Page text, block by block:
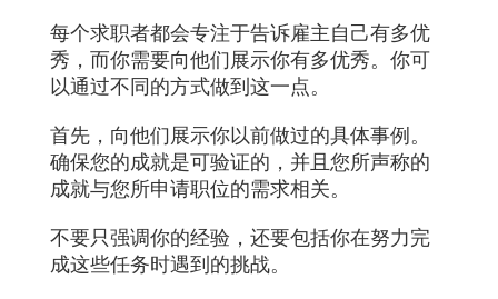
每个求职者都会专注于告诉雇主自己有多优
秀，而你需要向他们展示你有多优秀。你可
以通过不同的方式做到这一点。
首先，向他们展示你以前做过的具体事例。
确保您的成就是可验证的，并且您所声称的
成就与您所申请职位的需求相关。
不要只强调你的经验，还要包括你在努力完
成这些任务时遇到的挑战。